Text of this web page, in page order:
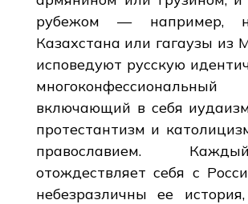
рубежом — например,
Казахстана или гагаузы
исповедуют русскую
включающий в себя
протестантизм и
православием.
отождествляет себя с
небезразличны ее